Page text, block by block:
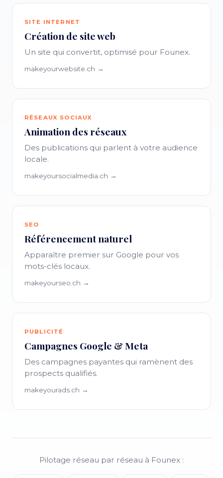
SITE INTERNET
Création de site web
Un site qui convertit, optimisé pour Founex.
makeyourwebsite.ch →
RÉSEAUX SOCIAUX
Animation des réseaux
Des publications qui parlent à votre audience
locale.
makeyoursocialmedia.ch →
SEO
Référencement naturel
Apparaître premier sur Google pour vos
mots-clés locaux.
makeyourseo.ch →
PUBLICITÉ
Campagnes Google & Meta
Des campagnes payantes qui ramènent des
prospects qualifiés.
makeyourads.ch →
Pilotage réseau par réseau à Founex :